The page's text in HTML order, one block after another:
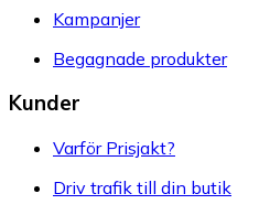
Kampanjer
Begagnade produkter
Kunder
Varför Prisjakt?
Driv trafik till din butik